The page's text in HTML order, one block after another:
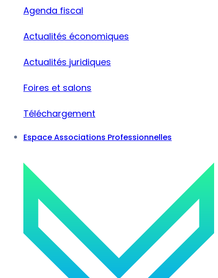
Agenda fiscal
Actualités économiques
Actualités juridiques
Foires et salons
Téléchargement
Espace Associations Professionnelles